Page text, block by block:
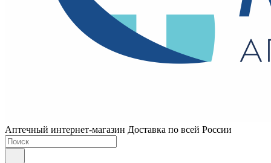
Аптечный интернет-магазин Доставка по всей России